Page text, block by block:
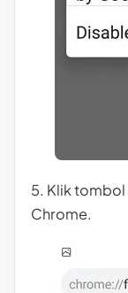
5. Klik tombol
Chrome.